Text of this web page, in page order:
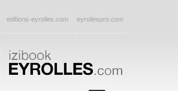
editions-eyrolles.com eyrollespro.com